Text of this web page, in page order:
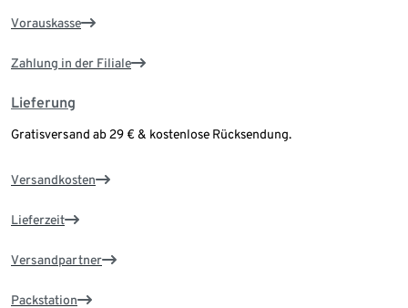
Vorauskasse
Zahlung in der Filiale
Lieferung
Gratisversand ab 29 € & kostenlose Rücksendung.
Versandkosten
Lieferzeit
Versandpartner
Packstation